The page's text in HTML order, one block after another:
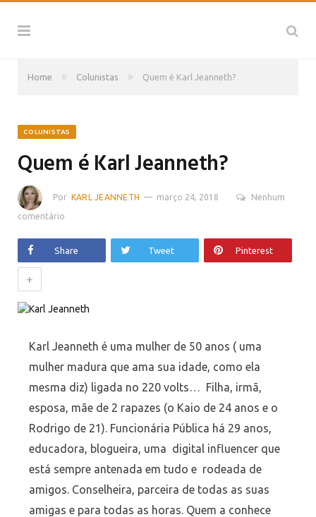
Home » Colunistas » Quem é Karl Jeanneth?
COLUNISTAS
Quem é Karl Jeanneth?
Por KARL JEANNETH março 24, 2018 Nenhum
comentário
Share Tweet Pinterest
+
Karl Jeanneth é uma mulher de 50 anos ( uma
mulher madura que ama sua idade, como ela
mesma diz) ligada no 220 volts… Filha, irmã,
esposa, mãe de 2 rapazes (o Kaio de 24 anos e o
Rodrigo de 21). Funcionária Pública há 29 anos,
educadora, blogueira, uma digital influencer que
está sempre antenada em tudo e rodeada de
amigos. Conselheira, parceira de todas as suas
amigas e para todas as horas. Quem a conhece